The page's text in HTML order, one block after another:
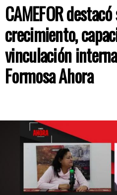
CAMEFOR
crecimiento,
vinculación
Formosa Ahora